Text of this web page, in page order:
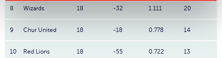
8 Wizards 18 -32 1.111 20
9 Chur United 18 -18 0.778 14
10 Red Lions 18 -55 0.722 13